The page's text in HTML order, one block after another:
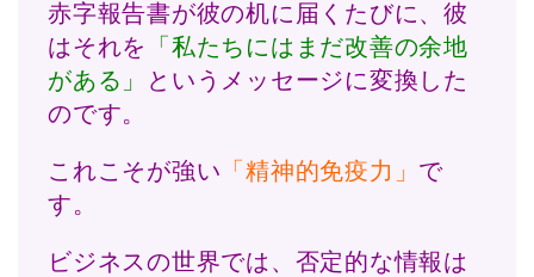
赤字報告書が彼の机に届くたびに、彼
はそれを
「私たちにはまだ改善の余地
がある」
というメッセージに変換した
のです。
これこそが強い 「精神的免疫力」 で
す。
ビジネスの世界では、否定的な情報は